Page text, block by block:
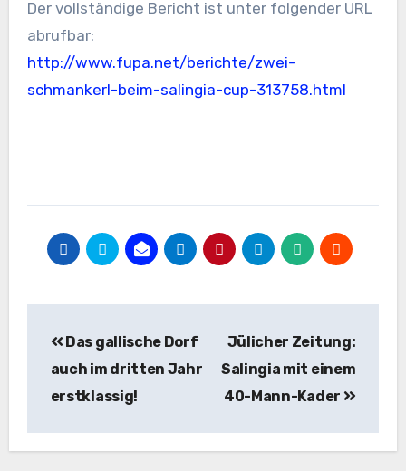
Der vollständige Bericht ist unter folgender URL
abrufbar:
http://www.fupa.net/berichte/zwei-
schmankerl-beim-salingia-cup-313758.html
Das gallische Dorf
auch im dritten Jahr
erstklassig!
Jülicher Zeitung:
Salingia mit einem
40-Mann-Kader